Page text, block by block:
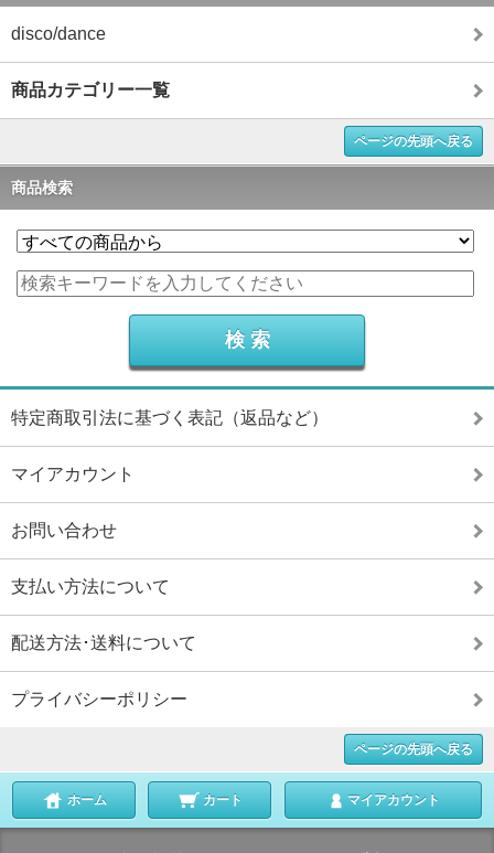
disco/dance
商品カテゴリー一覧
ページの先頭へ戻る
商品検索
特定商取引法に基づく表記（返品など）
マイアカウント
お問い合わせ
支払い方法について
配送方法･送料について
プライバシーポリシー
ページの先頭へ戻る
ホーム カート マイアカウント